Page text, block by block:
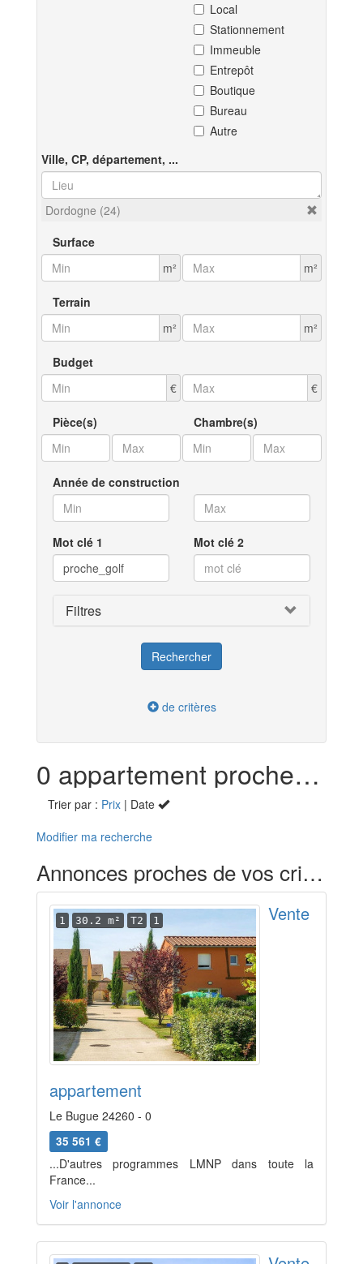
Local
Stationnement
Immeuble
Entrepôt
Boutique
Bureau
Autre
Ville, CP, département, ...
Dordogne (24)
Surface
m²
m²
Terrain
m²
m²
Budget
€
€
Pièce(s) Chambre(s)
Année de construction
Mot clé 1 Mot clé 2
Filtres
de critères
0 appartement proche golf en vente dans la Dordogne (24)
Trier par : Prix | Date
Modifier ma recherche
Annonces proches de vos critères
1 30.2 m² T2 1 Vente
appartement
Le Bugue 24260 - 0
35 561 €
...D'autres programmes LMNP dans toute la
France...
Voir l'annonce